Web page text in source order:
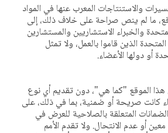
والاستنتاجات المعرب عنها في المواد
ما لم ينص صراحة على خلاف ذلك، إلى
والخبراء الاستشاريين والمستشارين
المتحدة الذين قاموا بالعمل، ولا تمثل
أو دولها الأعضاء.
هذا الموقع "كما هي"، دون تقديم أي نوع
كانت صريحة أو ضمنية، بما في ذلك، على
المتعلقة بالصلاحية للعرض في
أو عدم الانتحال. ولا تقدم الأمم